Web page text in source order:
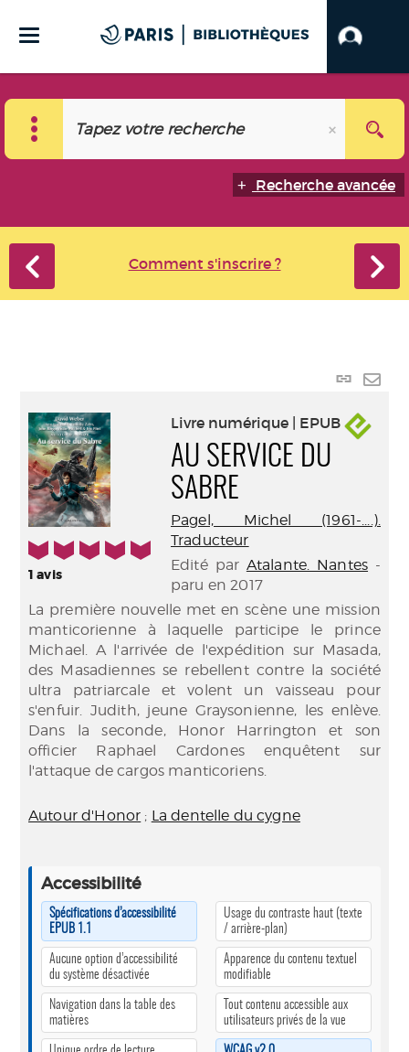
Recherche avancée
Comment s'inscrire ?
Lien
5/5
1avis
Livre numérique | EPUB
AU SERVICE DU
SABRE
Pagel, Michel (1961-....).
Traducteur
Edité par Atalante. Nantes -
paru en 2017
La première nouvelle met en scène une mission
manticorienne à laquelle participe le prince
Michael. A l'arrivée de l'expédition sur Masada,
des Masadiennes se rebellent contre la société
ultra patriarcale et volent un vaisseau pour
s'enfuir. Judith, jeune Graysonienne, les enlève.
Dans la seconde, Honor Harrington et son
officier Raphael Cardones enquêtent sur
l'attaque de cargos manticoriens.
Autour d'Honor ; La dentelle du cygne
Accessibilité
Spécifications d’accessibilité
EPUB 1.1
Aucune option d’accessibilité
du système désactivée
Navigation dans la table des
matières
Usage du contraste haut (texte
/ arrière-plan)
Apparence du contenu textuel
modifiable
Tout contenu accessible aux
utilisateurs privés de la vue